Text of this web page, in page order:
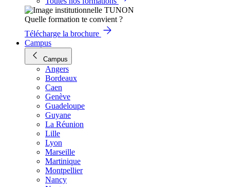
Quelle formation te convient ?
Télécharge la brochure
Campus
Campus
Angers
Bordeaux
Caen
Genève
Guadeloupe
Guyane
La Réunion
Lille
Lyon
Marseille
Martinique
Montpellier
Nancy